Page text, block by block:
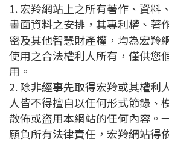
1. 宏羚網站上之所有著作、資料
畫面資料之安排，其專利權、著
密及其他智慧財產權，均為宏羚
使用之合法權利人所有，僅供您
用。
2. 除非經事先取得宏羚或其權利
人皆不得擅自以任何形式節錄、
散佈或盜用本網站的任何內容。
願負所有法律責任，宏羚網站得